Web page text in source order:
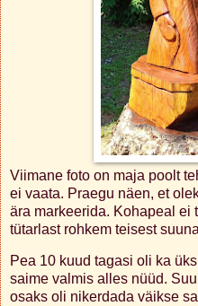
Viimane foto on maja poolt
ei vaata. Praegu näen, et
ära markeerida. Kohapeal ei
tütarlast rohkem teisest
Pea 10 kuud tagasi oli ka
saime valmis alles nüüd.
osaks oli nikerdada väikse